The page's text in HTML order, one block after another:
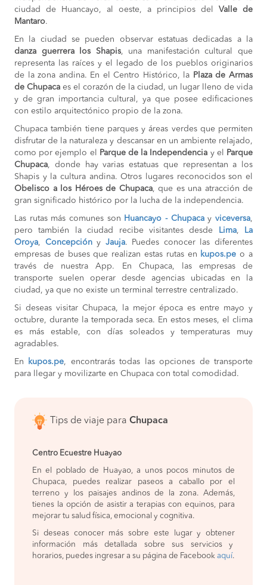
ciudad de Huancayo, al oeste, a principios del Valle de
Mantaro.
En la ciudad se pueden observar estatuas dedicadas a la
danza guerrera los Shapis, una manifestación cultural que
representa las raíces y el legado de los pueblos originarios
de la zona andina. En el Centro Histórico, la
Plaza de Armas
de Chupaca es el corazón de la ciudad, un lugar lleno de vida
y de gran importancia cultural, ya que posee edificaciones
con estilo arquitectónico propio de la zona.
Chupaca también tiene parques y áreas verdes que permiten
disfrutar de la naturaleza y descansar en un ambiente relajado,
como por ejemplo el
Parque de la Independencia y el
Parque
Chupaca, donde hay varias estatuas que representan a los
Shapis y la cultura andina. Otros lugares reconocidos son el
Obelisco a los Héroes de Chupaca, que es una atracción de
gran significado histórico por la lucha de la independencia.
Las rutas más comunes son Huancayo - Chupacayviceversa,
pero también la ciudad recibe visitantes desde
Lima,
La
Oroya, Concepcióny Jauja. Puedes conocer las diferentes
empresas de buses que realizan estas rutas en kupos.pe o a
través de nuestra App. En Chupaca, las empresas de
transporte suelen operar desde agencias ubicadas en la
ciudad, ya que no existe un terminal terrestre centralizado.
Si deseas visitar Chupaca, la mejor época es entre mayo y
octubre, durante la temporada seca. En estos meses, el clima
es más estable, con días soleados y temperaturas muy
agradables.
En kupos.pe, encontrarás todas las opciones de transporte
para llegar y movilizarte en Chupaca con total comodidad.
Tips de viaje para Chupaca
Centro Ecuestre Huayao
En el poblado de Huayao, a unos pocos minutos de
Chupaca, puedes realizar paseos a caballo por el
terreno y los paisajes andinos de la zona. Además,
tienes la opción de asistir a terapias con equinos, para
mejorar tu salud física, emocional y cognitiva.
Si deseas conocer más sobre este lugar y obtener
información más detallada sobre sus servicios y
horarios, puedes ingresar a su página de Facebook aquí.